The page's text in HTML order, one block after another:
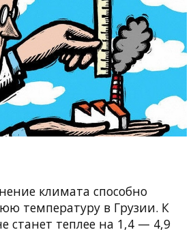
климата способно
температуру в Грузии. К
станет теплее на 1,4 — 4,9